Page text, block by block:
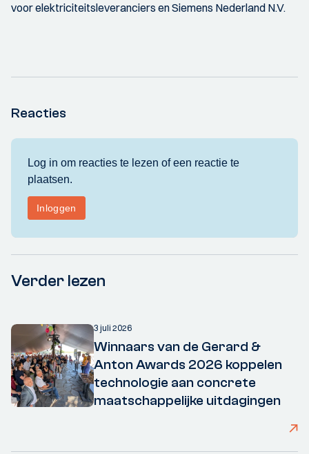
voor elektriciteitsleveranciers en Siemens Nederland N.V.
Reacties
Verder lezen
3 juli 2026
Winnaars van de Gerard &
Anton Awards 2026 koppelen
technologie aan concrete
maatschappelijke uitdagingen